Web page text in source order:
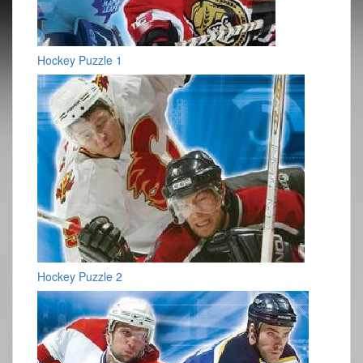
Hockey Puzzle 1
Hockey Puzzle 2